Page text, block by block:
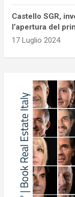
Castello SGR,
l’apertura del
17 Luglio 2024